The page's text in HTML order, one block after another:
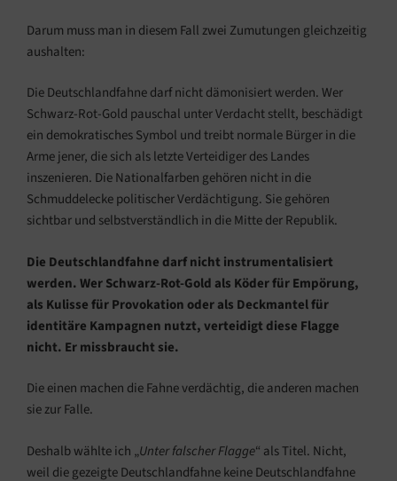
Darum muss man in diesem Fall zwei Zumutungen gleichzeitig
aushalten:
Die Deutschlandfahne darf nicht dämonisiert werden. Wer
Schwarz-Rot-Gold pauschal unter Verdacht stellt, beschädigt
ein demokratisches Symbol und treibt normale Bürger in die
Arme jener, die sich als letzte Verteidiger des Landes
inszenieren. Die Nationalfarben gehören nicht in die
Schmuddelecke politischer Verdächtigung. Sie gehören
sichtbar und selbstverständlich in die Mitte der Republik.
Die Deutschlandfahne darf nicht instrumentalisiert
werden. Wer Schwarz-Rot-Gold als Köder für Empörung,
als Kulisse für Provokation oder als Deckmantel für
identitäre Kampagnen nutzt, verteidigt diese Flagge
nicht. Er missbraucht sie.
Die einen machen die Fahne verdächtig, die anderen machen
sie zur Falle.
Deshalb wählte ich „Unter falscher Flagge“ als Titel. Nicht,
weil die gezeigte Deutschlandfahne keine Deutschlandfahne